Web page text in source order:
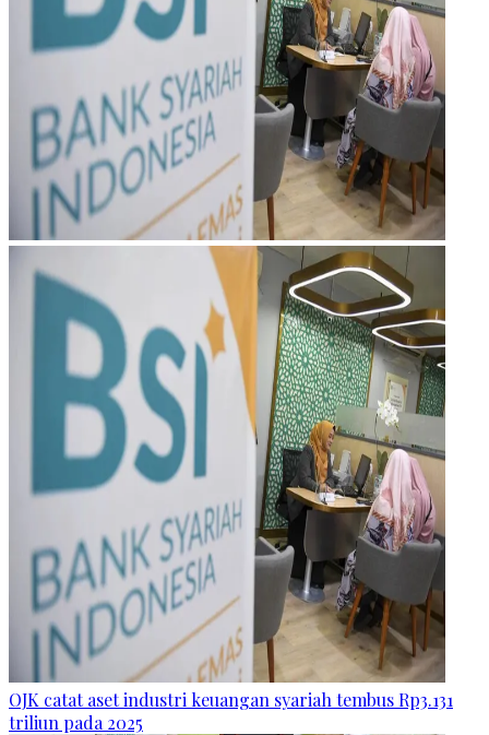
OJK catat aset industri keuangan syariah tembus Rp3.131
triliun pada 2025